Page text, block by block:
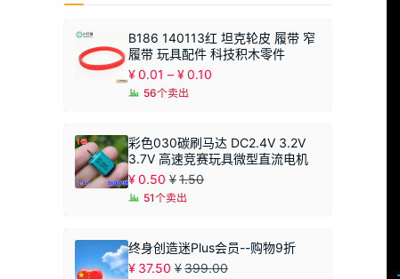
B186 140113红 坦克轮皮 履带 窄
履带 玩具配件 科技积木零件
¥0.01 – ¥0.10
¥0.01
至
¥0.10
56个卖出
彩色030碳刷马达 DC2.4V 3.2V
3.7V 高速竞赛玩具微型直流电机
¥0.50 ¥1.50
51个卖出
终身创造迷Plus会员--购物9折
¥ 37.50 ¥399.00